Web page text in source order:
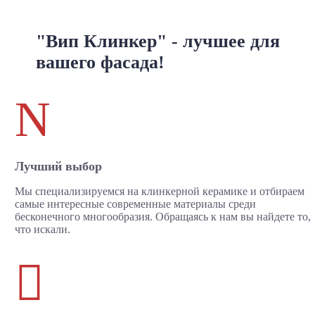
"Вип Клинкер" - лучшее для
вашего фасада!
N
Лучший выбор
Мы специализируемся на клинкерной керамике и отбираем
самые интересные современные материалы среди
бесконечного многообразия. Обращаясь к нам вы найдете то,
что искали.
